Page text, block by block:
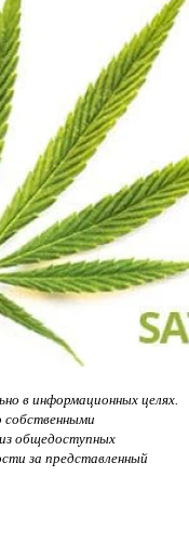
в информационных целях.
собственными
общедоступных
за представленный